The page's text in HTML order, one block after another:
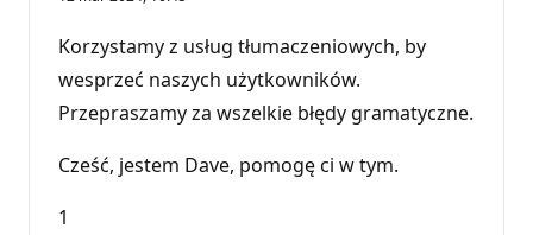
t
y
r
e
p
a
Korzystamy z usług tłumaczeniowych, by
wesprzeć naszych użytkowników.
Przepraszamy za wszelkie błędy gramatyczne.
Cześć, jestem Dave, pomogę ci w tym.
1